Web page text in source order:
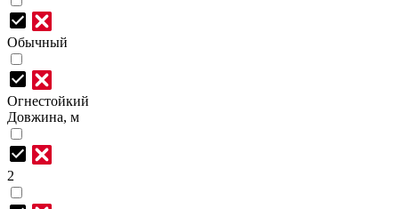
Обычный
Огнестойкий
Довжина, м
2